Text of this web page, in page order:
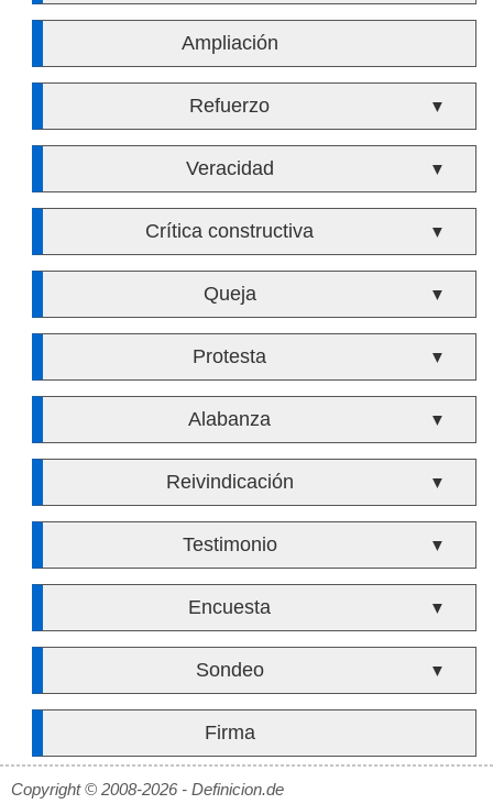
Ampliación
Refuerzo ▼
Veracidad ▼
Crítica constructiva ▼
Queja ▼
Protesta ▼
Alabanza ▼
Reivindicación ▼
Testimonio ▼
Encuesta ▼
Sondeo ▼
Firma
Copyright © 2008-2026 - Definicion.de